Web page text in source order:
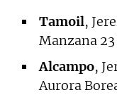
Tamoil,
Manzana
Alcampo,
Aurora